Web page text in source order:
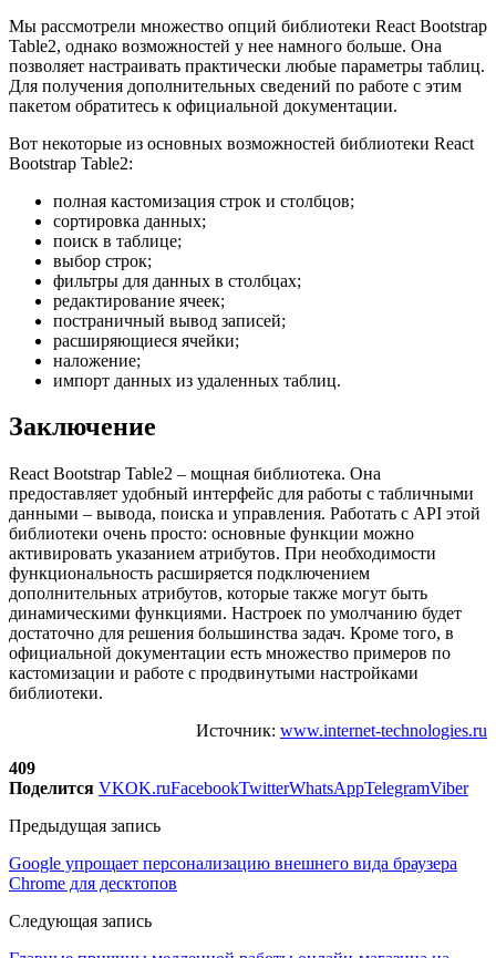
Мы рассмотрели множество опций библиотеки React Bootstrap
Table2, однако возможностей у нее намного больше. Она
позволяет настраивать практически любые параметры таблиц.
Для получения дополнительных сведений по работе с этим
пакетом обратитесь к официальной документации.
Вот некоторые из основных возможностей библиотеки React
Bootstrap Table2:
полная кастомизация строк и столбцов;
сортировка данных;
поиск в таблице;
выбор строк;
фильтры для данных в столбцах;
редактирование ячеек;
постраничный вывод записей;
расширяющиеся ячейки;
наложение;
импорт данных из удаленных таблиц.
Заключение
React Bootstrap Table2 – мощная библиотека. Она
предоставляет удобный интерфейс для работы с табличными
данными – вывода, поиска и управления. Работать с API этой
библиотеки очень просто: основные функции можно
активировать указанием атрибутов. При необходимости
функциональность расширяется подключением
дополнительных атрибутов, которые также могут быть
динамическими функциями. Настроек по умолчанию будет
достаточно для решения большинства задач. Кроме того, в
официальной документации есть множество примеров по
кастомизации и работе с продвинутыми настройками
библиотеки.
Источник: www.internet-technologies.ru
409
Поделится VKOK.ruFacebookTwitterWhatsAppTelegramViber
Предыдущая запись
Google упрощает персонализацию внешнего вида браузера
Chrome для десктопов
Следующая запись